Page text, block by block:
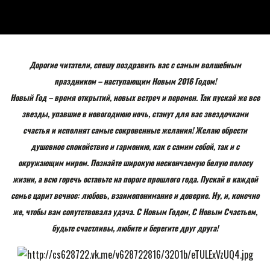
Дорогие читатели, спешу поздравить вас с самым волшебным
праздником – наступающим Новым 2016 Годом!
Новый Год – время открытий, новых встреч и перемен. Так пускай же все
звезды, упавшие в новогоднюю ночь, станут для вас звездочками
счастья и исполнят самые сокровенные желания! Желаю обрести
душевное спокойствие и гармонию, как с самим собой, так и с
окружающим миром. Познайте широкую нескончаемую белую полосу
жизни, а всю горечь оставьте на пороге прошлого года. Пускай в каждой
семье царит вечное: любовь, взаимопонимание и доверие. Ну, и, конечно
же, чтобы вам сопутствовала удача. С Новым Годом, С Новым Счастьем,
будьте счастливы, любите и берегите друг друга!